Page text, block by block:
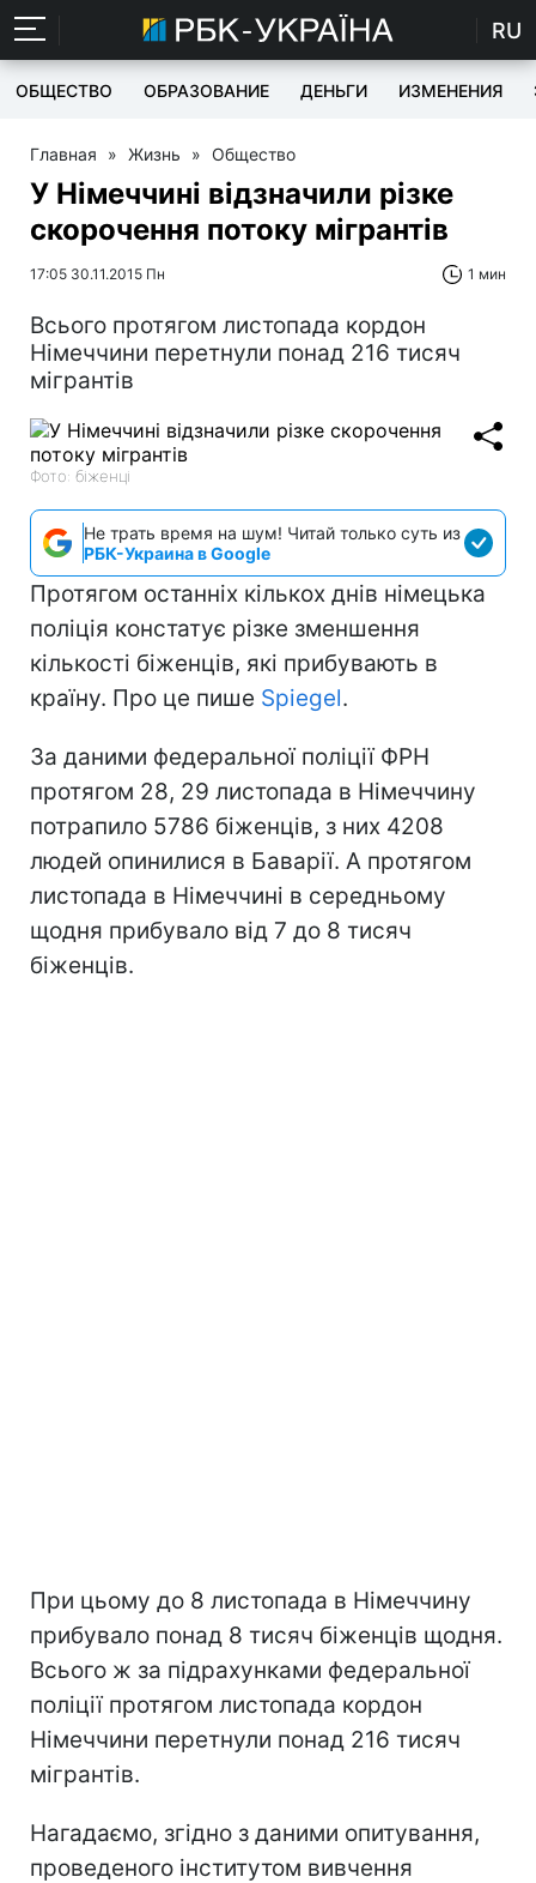
RU
ОБЩЕСТВО ОБРАЗОВАНИЕ ДЕНЬГИ ИЗМЕНЕНИЯ
Главная » Жизнь » Общество
У Німеччині відзначили різке
скорочення потоку мігрантів
17:05 30.11.2015 Пн 1 мин
Всього протягом листопада кордон
Німеччини перетнули понад 216 тисяч
мігрантів
Фото: біженці
Не трать время на шум! Читай только суть из
РБК-Украина в Google
Протягом останніх кількох днів німецька
поліція констатує різке зменшення
кількості біженців, які прибувають в
країну. Про це пише Spiegel.
За даними федеральної поліції ФРН
протягом 28, 29 листопада в Німеччину
потрапило 5786 біженців, з них 4208
людей опинилися в Баварії. А протягом
листопада в Німеччині в середньому
щодня прибувало від 7 до 8 тисяч
біженців.
При цьому до 8 листопада в Німеччину
прибувало понад 8 тисяч біженців щодня.
Всього ж за підрахунками федеральної
поліції протягом листопада кордон
Німеччини перетнули понад 216 тисяч
мігрантів.
Нагадаємо, згідно з даними опитування,
проведеного інститутом вивчення